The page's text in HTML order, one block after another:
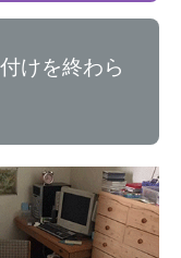
けを終わら